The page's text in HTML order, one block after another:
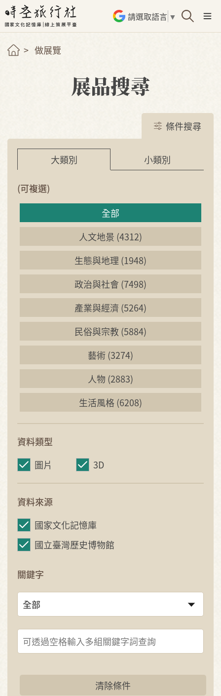
請選取語言 ▼
做展覽
展品搜尋
條件搜尋
大類別 小類別
(可複選)
全部
人文地景 (4312)
生態與地理 (1948)
政治與社會 (7498)
產業與經濟 (5264)
民俗與宗教 (5884)
藝術 (3274)
人物 (2883)
生活風格 (6208)
資料類型
圖片
3D
資料來源
國家文化記憶庫
國立臺灣歷史博物館
關鍵字
清除條件